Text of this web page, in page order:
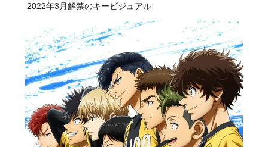
2022年3月解禁のキービジュアル